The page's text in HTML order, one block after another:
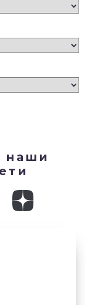
наши